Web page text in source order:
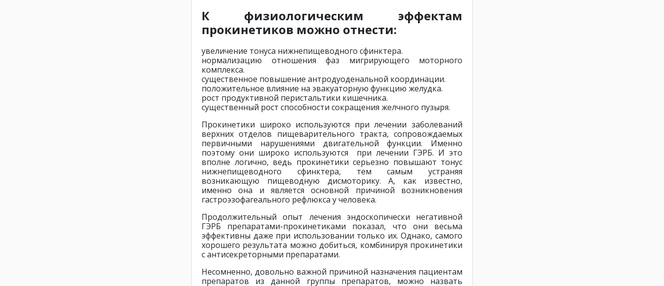
К физиологическим эффектам
прокинетиков можно отнести:
увеличение тонуса нижнепищеводного сфинктера.
нормализацию отношения фаз мигрирующего моторного
комплекса.
существенное повышение антродуоденальной координации.
положительное влияние на эвакуаторную функцию желудка.
рост продуктивной перистальтики кишечника.
существенный рост способности сокращения желчного пузыря.
Прокинетики широко используются при лечении заболеваний
верхних отделов пищеварительного тракта, сопровождаемых
первичными нарушениями двигательной функции. Именно
поэтому они широко используются при лечении ГЭРБ. И это
вполне логично, ведь прокинетики серьезно повышают тонус
нижнепищеводного сфинктера, тем самым устраняя
возникающую пищеводную дисмоторику. А, как известно,
именно она и является основной причиной возникновения
гастроэзофагеального рефлюкса у человека.
Продолжительный опыт лечения эндоскопически негативной
ГЭРБ препаратами-прокинетиками показал, что они весьма
эффективны даже при использовании только их. Однако, самого
хорошего результата можно добиться, комбинируя прокинетики
с антисекреторными препаратами.
Несомненно, довольно важной причиной назначения пациентам
препаратов из данной группы препаратов, можно назвать